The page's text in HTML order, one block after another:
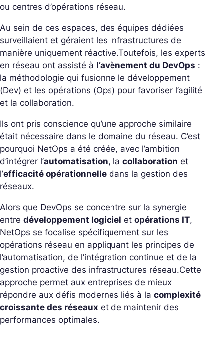
ou centres d’opérations réseau.
Au sein de ces espaces, des équipes dédiées
surveillaient et géraient les infrastructures de
manière uniquement réactive.Toutefois, les experts
en réseau ont assisté à l’avènement du DevOps :
la méthodologie qui fusionne le développement
(Dev) et les opérations (Ops) pour favoriser l’agilité
et la collaboration.
Ils ont pris conscience qu’une approche similaire
était nécessaire dans le domaine du réseau. C’est
pourquoi NetOps a été créée, avec l’ambition
d’intégrer l’automatisation, la collaboration et
l’efficacité opérationnelle dans la gestion des
réseaux.
Alors que DevOps se concentre sur la synergie
entre développement logiciel et opérations IT,
NetOps se focalise spécifiquement sur les
opérations réseau en appliquant les principes de
l’automatisation, de l’intégration continue et de la
gestion proactive des infrastructures réseau.Cette
approche permet aux entreprises de mieux
répondre aux défis modernes liés à la complexité
croissante des réseaux et de maintenir des
performances optimales.